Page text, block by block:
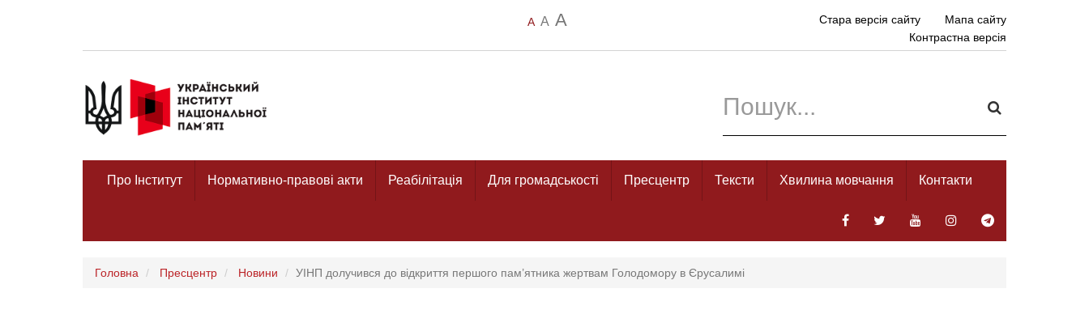
A A A Стара версія сайту
Мапа сайту
Контрастна версія
Про Інститут Нормативно-правові акти Реабілітація Для громадськості Пресцентр Тексти Хвилина мовчання Контакти
Головна Пресцентр Новини УІНП долучився до відкриття першого пам’ятника жертвам Голодомору в Єрусалимі